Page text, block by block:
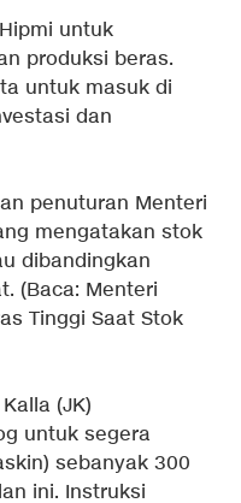
untuk
produksi beras.
untuk masuk di
dan
penuturan Menteri
mengatakan stok
dibandingkan
(Baca: Menteri
Tinggi Saat Stok
(JK)
untuk segera
sebanyak 300
ini. Instruksi